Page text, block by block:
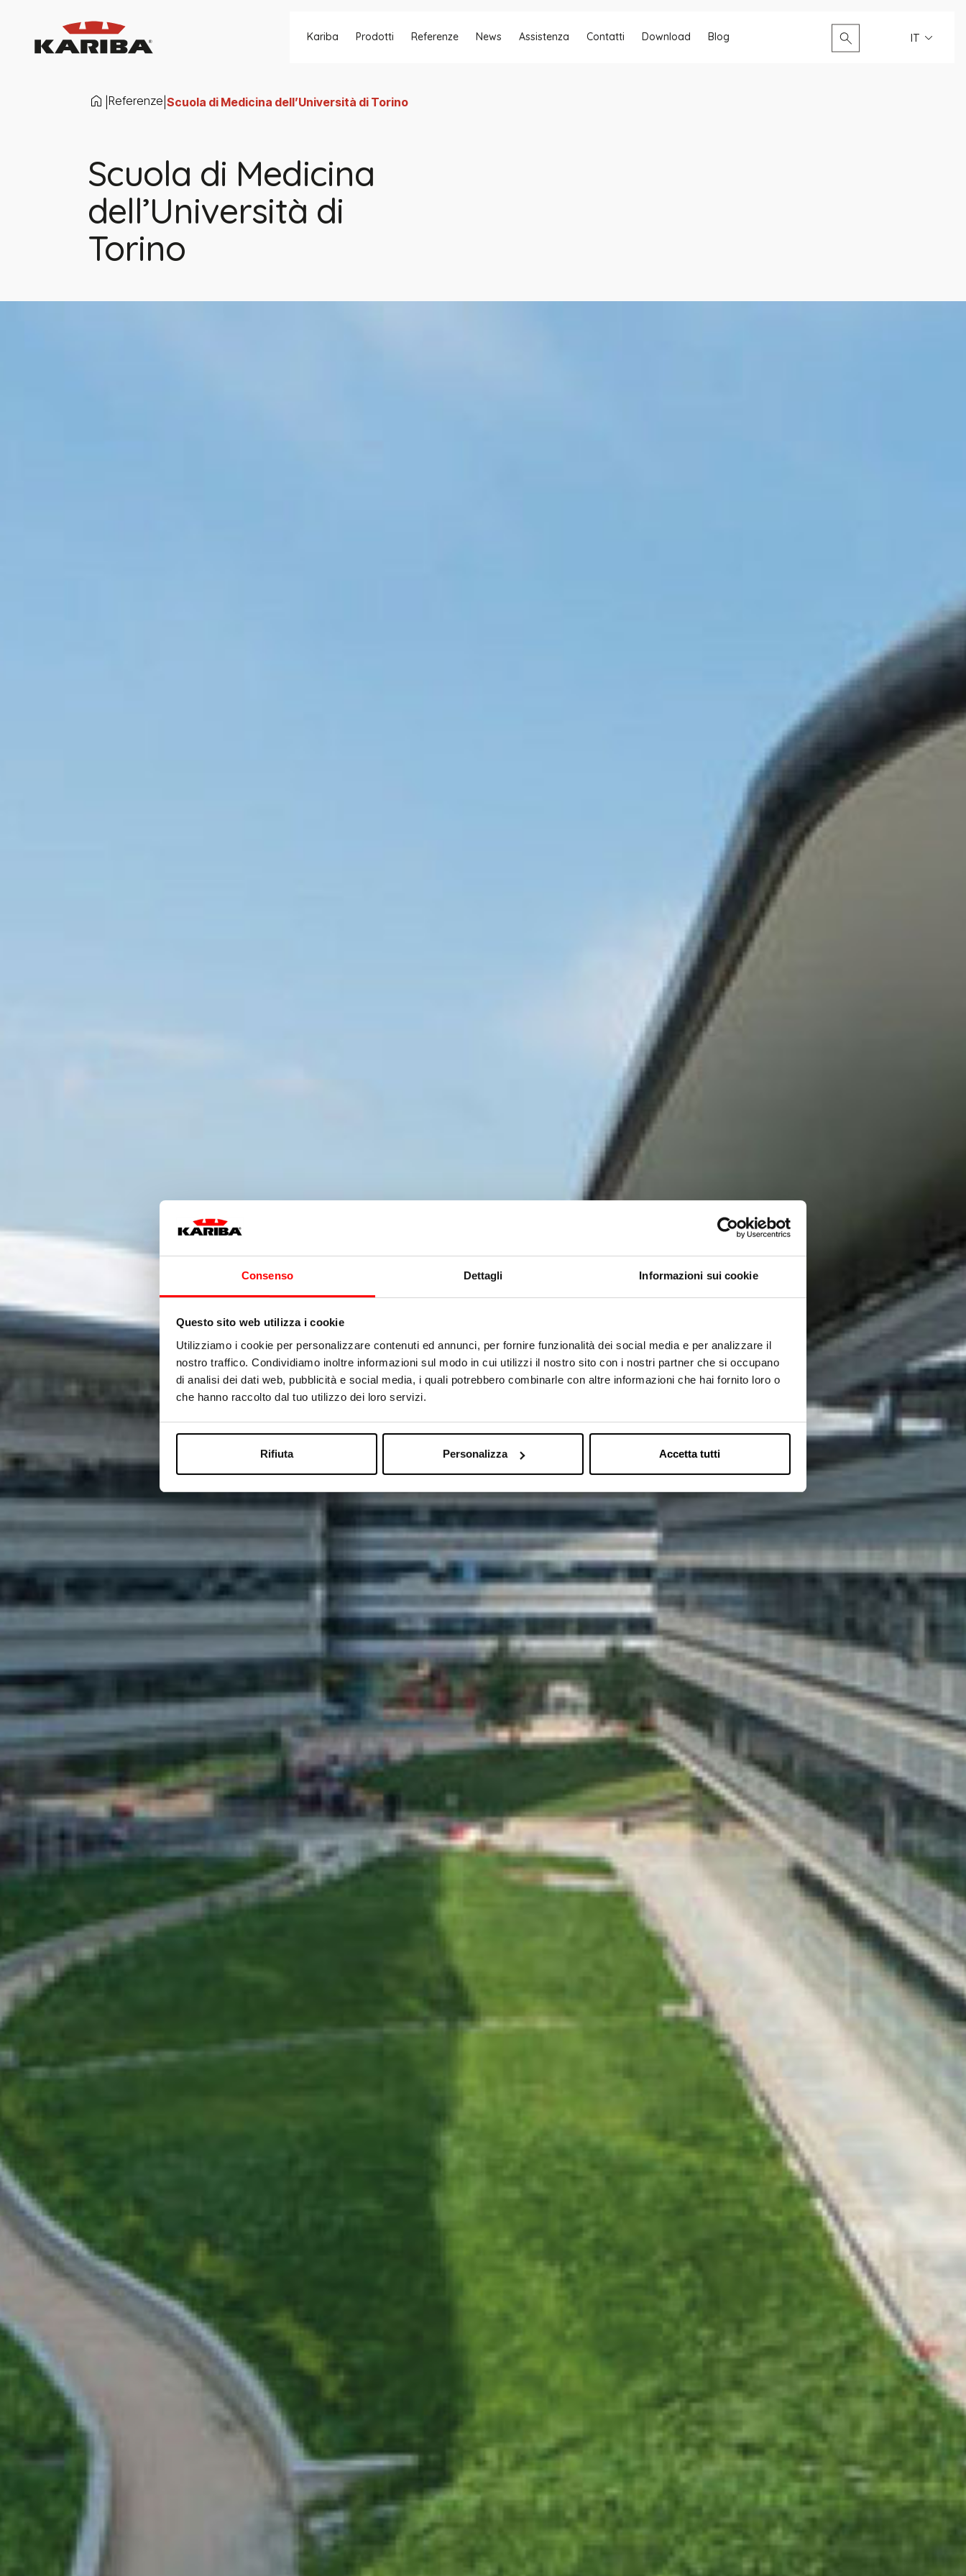
Consenso Dettagli Informazioni sui cookie
Questo sito web utilizza i cookie
Utilizziamo i cookie per personalizzare contenuti ed annunci, per fornire funzionalità dei social media e per analizzare il
nostro traffico. Condividiamo inoltre informazioni sul modo in cui utilizzi il nostro sito con i nostri partner che si occupano
di analisi dei dati web, pubblicità e social media, i quali potrebbero combinarle con altre informazioni che hai fornito loro o
che hanno raccolto dal tuo utilizzo dei loro servizi.
Rifiuta Personalizza Accetta tutti
Kariba Prodotti Referenze News Assistenza Contatti Download Blog Cerca... IT
Referenze Scuola di Medicina dell’Università di Torino
Scuola di Medicina
dell’Università di
Torino